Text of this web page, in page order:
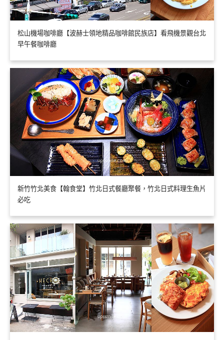
松山機場咖啡廳【波赫士領地精品咖啡館民族店】看飛機景觀台北
早午餐咖啡廳
新竹竹北美食【翰食堂】竹北日式餐廳聚餐，竹北日式料理生魚片
必吃